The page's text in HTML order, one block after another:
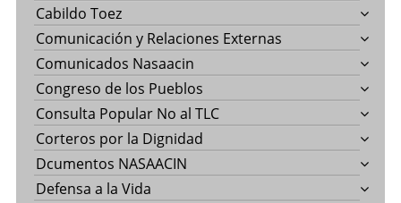
Cabildo Toez
Comunicación y Relaciones Externas
Comunicados Nasaacin
Congreso de los Pueblos
Consulta Popular No al TLC
Corteros por la Dignidad
Dcumentos NASAACIN
Defensa a la Vida